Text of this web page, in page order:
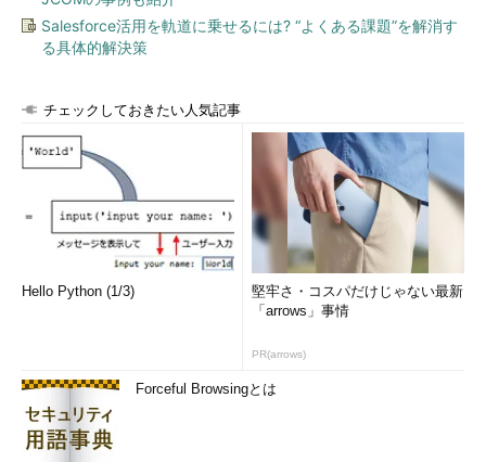
-u
ファイルの所有者を表示
ファイルの所有グループを表示
ファイルのサイズを単位付きで表示
--si
ファイルのサイズをSI系（1000の倍数）の単位付きで表示
ディレクトリのサイズ（「 du -c」相当）を表示
-D
ファイルの更新時刻を表示（「-c」を併用している場合は
ステータスの変更時刻を表示）
--timefmt
ット
タイムスタンプの表示フォーマットを指定（%Y、%m、
%dなどが使用可能 ※1）、「-D」オプションを指定した扱
ファイルのiノード番号を表示
--device
ファイルのデバイス番号を表示
--
noreport
Salesforce活用を軌道に乗せるには? “よくある課題”を解消す
る具体的解決策
チェックしておきたい人気記事
Hello Python (1/3)
堅牢さ・コスパだけじゃない最新
「arrows」事情
PR(arrows)
Forceful Browsingとは